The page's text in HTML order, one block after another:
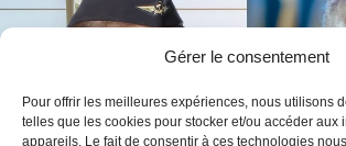
Gérer le consentement
Pour offrir les meilleures expériences, nous utilisons
telles que les cookies pour stocker et/ou accéder aux
appareils. Le fait de consentir à ces technologies